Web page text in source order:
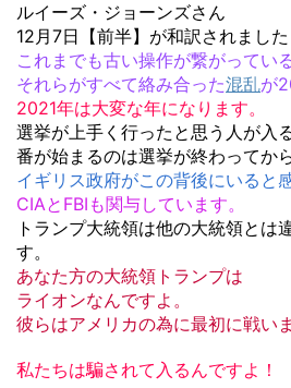
ルイーズ・ジョーンズさん
12月7日【前半】が和訳されました
これまでも古い操作が繋がってい
それらがすべて絡み合った混乱が
2021年は大変な年になります。
選挙が上手く行ったと思う人が入
番が始まるのは選挙が終わってから
イギリス政府がこの背後にいると
CIAとFBIも関与しています。
トランプ大統領は他の大統領とは
す。
あなた方の大統領トランプは
ライオンなんですよ。
彼らはアメリカの為に最初に戦いま
私たちは騙されて入るんですよ！